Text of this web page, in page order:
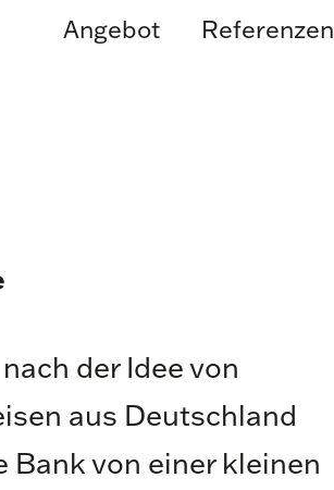
Angebot Referenzen
der Idee von
aus Deutschland
von einer kleinen